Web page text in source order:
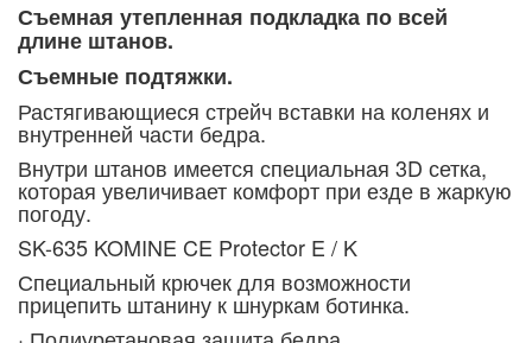
Съемная утепленная подкладка по всей
длине штанов.
Съемные подтяжки.
Растягивающиеся стрейч вставки на коленях и
внутренней части бедра.
Внутри штанов имеется специальная 3D сетка,
которая увеличивает комфорт при езде в жаркую
погоду.
SK-635 KOMINE CE Protector E / K
Специальный крючек для возможности
прицепить штанину к шнуркам ботинка.